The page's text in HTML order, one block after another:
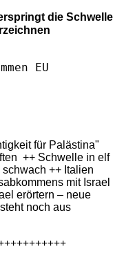
die Schwelle
für Palästina"
++ Schwelle in elf
++ Italien
mit Israel
erörtern – neue
noch aus